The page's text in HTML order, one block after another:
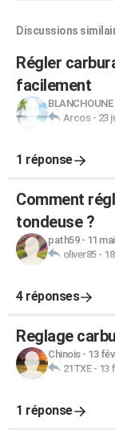
Discussions
Régler
facilement
BLANCHOUNE
Arcos- 23
1 réponse
Comment
tondeuse ?
path59- 11
oliver85-
4 réponses
Reglage
Chinois- 13
21TXE- 13
1 réponse